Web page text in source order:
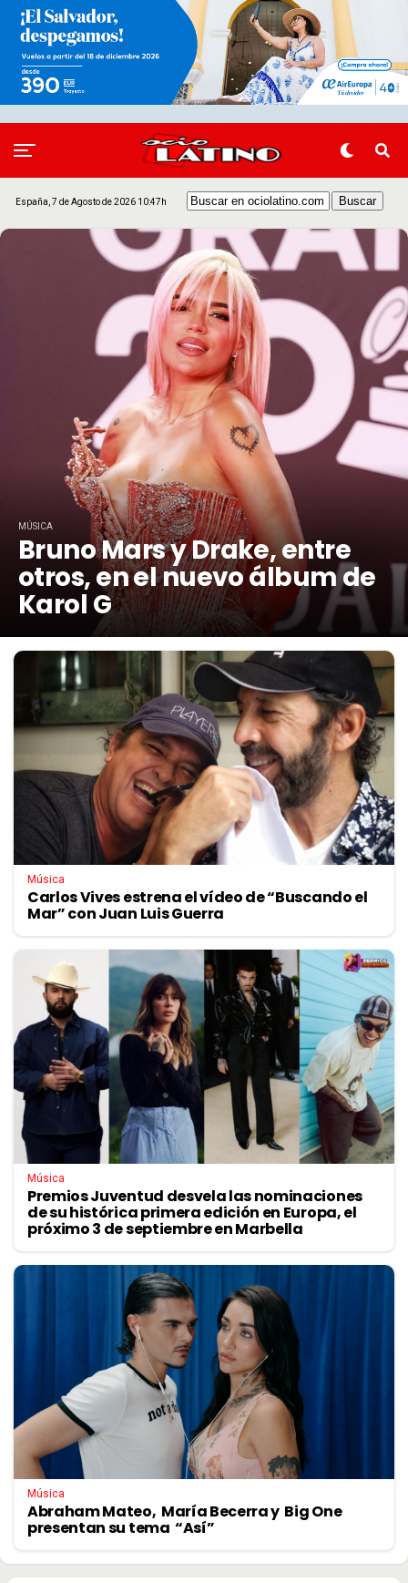
España, 7 de Agosto de 2026 10:47h
MÚSICA
Bruno Mars y Drake, entre
otros, en el nuevo álbum de
Karol G
Música
Carlos Vives estrena el vídeo de “Buscando el
Mar” con Juan Luis Guerra
Música
Premios Juventud desvela las nominaciones
de su histórica primera edición en Europa, el
próximo 3 de septiembre en Marbella
Música
Abraham Mateo, María Becerra y Big One
presentan su tema “Así”